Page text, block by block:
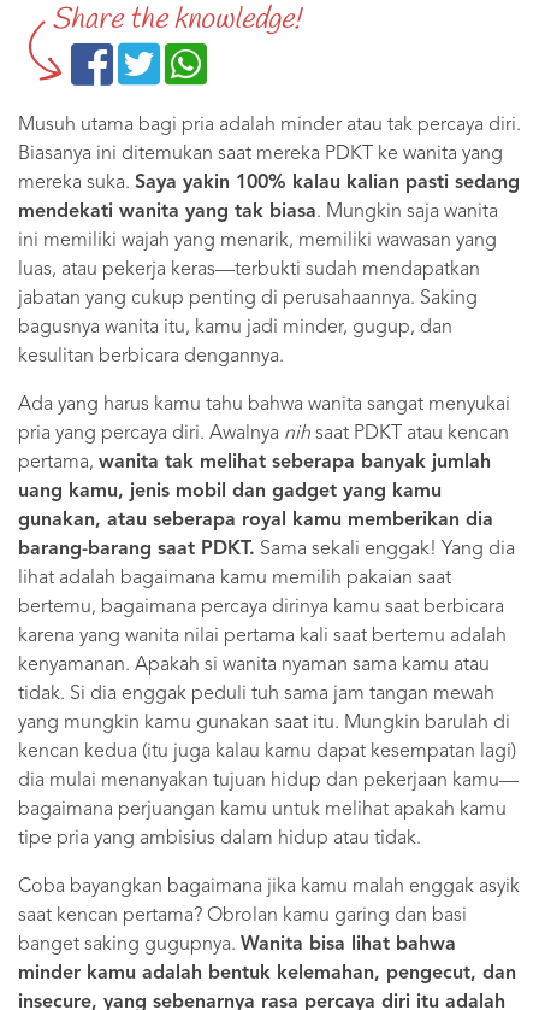
Share the knowledge!
Musuh utama bagi pria adalah minder atau tak percaya diri.
Biasanya ini ditemukan saat mereka PDKT ke wanita yang
mereka suka. Saya yakin 100% kalau kalian pasti sedang
mendekati wanita yang tak biasa. Mungkin saja wanita
ini memiliki wajah yang menarik, memiliki wawasan yang
luas, atau pekerja keras—terbukti sudah mendapatkan
jabatan yang cukup penting di perusahaannya. Saking
bagusnya wanita itu, kamu jadi minder, gugup, dan
kesulitan berbicara dengannya.
Ada yang harus kamu tahu bahwa wanita sangat menyukai
pria yang percaya diri. Awalnya nih saat PDKT atau kencan
pertama, wanita tak melihat seberapa banyak jumlah
uang kamu, jenis mobil dan gadget yang kamu
gunakan, atau seberapa royal kamu memberikan dia
barang-barang saat PDKT. Sama sekali enggak! Yang dia
lihat adalah bagaimana kamu memilih pakaian saat
bertemu, bagaimana percaya dirinya kamu saat berbicara
karena yang wanita nilai pertama kali saat bertemu adalah
kenyamanan. Apakah si wanita nyaman sama kamu atau
tidak. Si dia enggak peduli tuh sama jam tangan mewah
yang mungkin kamu gunakan saat itu. Mungkin barulah di
kencan kedua (itu juga kalau kamu dapat kesempatan lagi)
dia mulai menanyakan tujuan hidup dan pekerjaan kamu—
bagaimana perjuangan kamu untuk melihat apakah kamu
tipe pria yang ambisius dalam hidup atau tidak.
Coba bayangkan bagaimana jika kamu malah enggak asyik
saat kencan pertama? Obrolan kamu garing dan basi
banget saking gugupnya. Wanita bisa lihat bahwa
minder kamu adalah bentuk kelemahan, pengecut, dan
insecure, yang sebenarnya rasa percaya diri itu adalah